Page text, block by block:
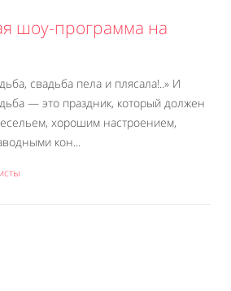
шоу-программа на
свадьба пела и плясала!..» И
— это праздник, который должен
хорошим настроением,
кон...